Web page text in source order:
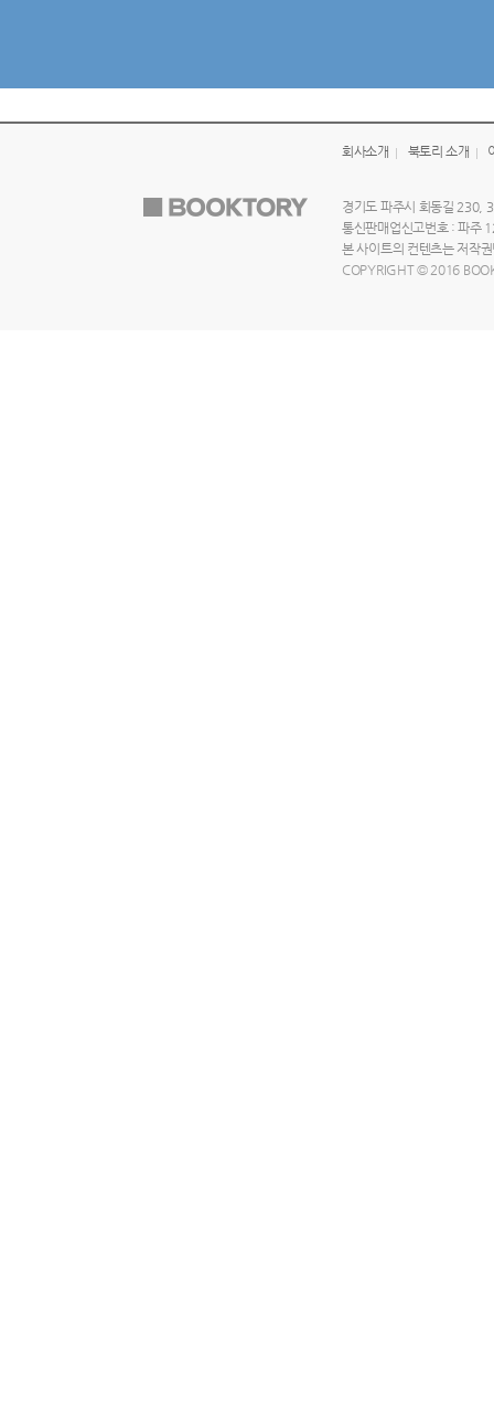
회사소개 북토리 소개
경기도 파주시 회동길 230,
통신판매업신고번호 : 파주
본 사이트의 컨텐츠는 저작
COPYRIGHT © 2016